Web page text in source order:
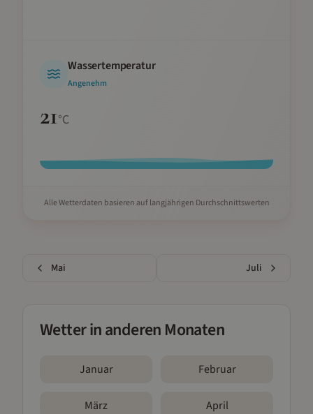
Wassertemperatur
Angenehm
21°C
Alle Wetterdaten basieren auf langjährigen Durchschnittswerten
Mai Juli
Wetter in anderen Monaten
Januar Februar
März April